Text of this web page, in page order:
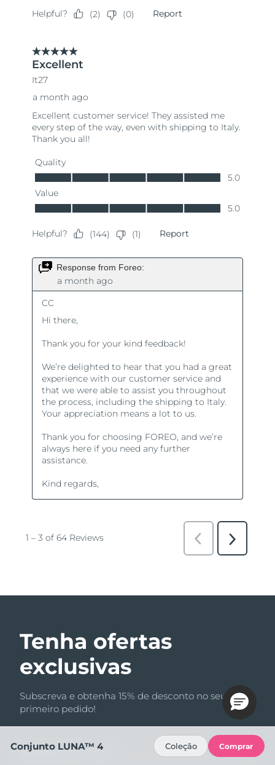
Tenha ofertas
exclusivas
Subscreva e obtenha 15% de desconto no seu
primeiro pedido!
Endereço de e-mail
Conjunto LUNA™ 4 Coleção Comprar